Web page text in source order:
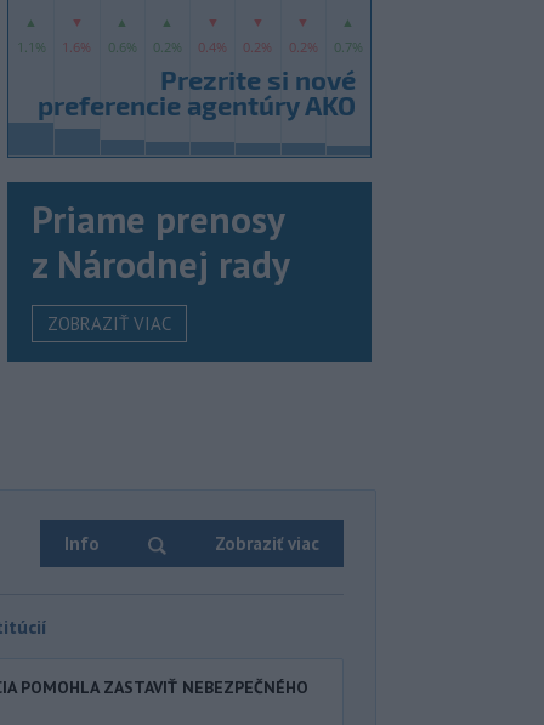
Priame prenosy
z Národnej rady
ZOBRAZIŤ VIAC
Info Zobraziť viac
POMOHLA ZASTAVIŤ NEBEZPEČNÉHO